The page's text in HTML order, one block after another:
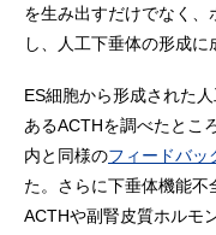
を生み出すだけでなく
し、人工下垂体の形成に
ES細胞から形成された
あるACTHを調べたとこ
内と同様のフィードバッ
た。さらに下垂体機能
ACTHや副腎皮質ホルモ